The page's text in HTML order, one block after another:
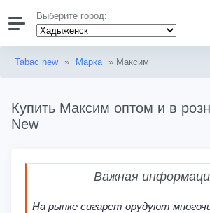
Выберите город:
Tabac new » Марка » Максим
Купить Максим оптом и в
New
Важная
На рынке сигарет орудуют